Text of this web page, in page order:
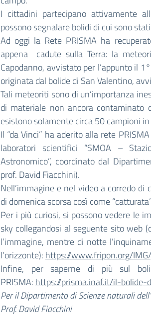
I cittadini partecipano attivamente
possono segnalare bolidi di cui sono
Ad oggi la Rete PRISMA ha
appena cadute sulla Terra: la
Capodanno, avvistato per l’appunto il
originata dal bolide di San Valentino,
Tali meteoriti sono di un’importanza
di materiale non ancora contaminato
esistono solamente circa 50 campioni
Il “da Vinci” ha aderito alla rete
laboratori scientifici “SMOA –
Astronomico”, coordinato dal
prof. David Fiacchini).
Nell’immagine e nel video a corredo
di domenica scorsa così come
Per i più curiosi, si possono vedere le
sky collegandosi al seguente sito web
l’immagine, mentre di notte
l’orizzonte): https://www.fripon.org/
Infine, per saperne di più sul
PRISMA: https://prisma.inaf.it/il-bolide-
Per il Dipartimento di Scienze naturali
Prof. David Fiacchini